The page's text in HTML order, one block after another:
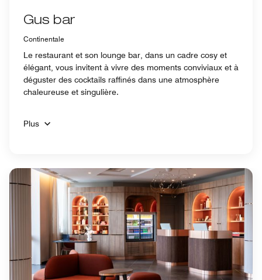
Gus bar
Continentale
Le restaurant et son lounge bar, dans un cadre cosy et
élégant, vous invitent à vivre des moments conviviaux et à
déguster des cocktails raffinés dans une atmosphère
chaleureuse et singulière.
Plus